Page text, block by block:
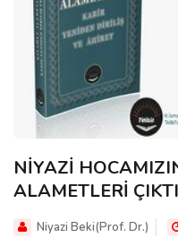
NİYAZİ
ALAMETLERİ ÇIKTI
Niyazi Beki(Prof. Dr.)